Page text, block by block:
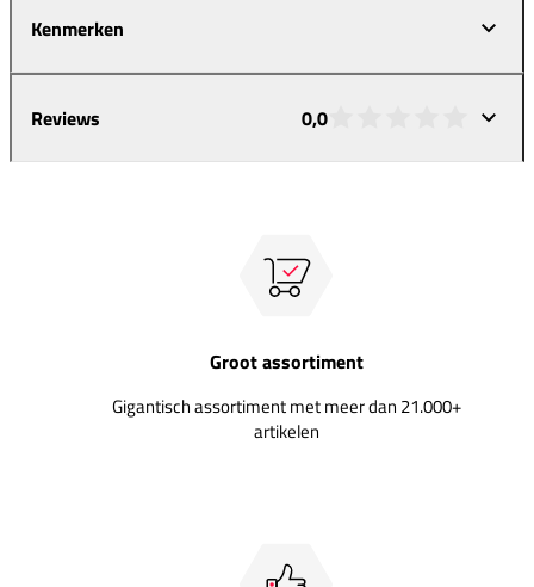
Kenmerken
Reviews 0,0
Groot assortiment
Gigantisch assortiment met meer dan 21.000+
artikelen